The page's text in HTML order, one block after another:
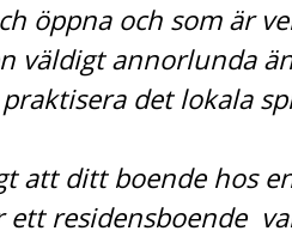
öppna och som är
väldigt annorlunda
det lokala
att ditt boende hos
residensboende